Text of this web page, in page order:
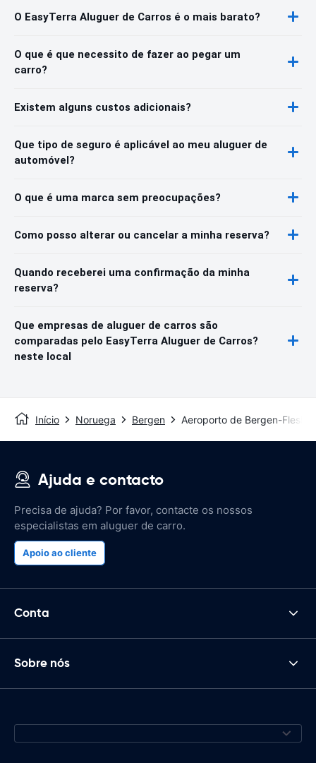
O EasyTerra Aluguer de Carros é o mais barato?
O que é que necessito de fazer ao pegar um
carro?
Existem alguns custos adicionais?
Que tipo de seguro é aplicável ao meu aluguer de
automóvel?
O que é uma marca sem preocupações?
Como posso alterar ou cancelar a minha reserva?
Quando receberei uma confirmação da minha
reserva?
Que empresas de aluguer de carros são
comparadas pelo EasyTerra Aluguer de Carros?
neste local
Início Noruega Bergen Aeroporto de Bergen-
Ajuda e contacto
Precisa de ajuda? Por favor, contacte os nossos
especialistas em aluguer de carro.
Apoio ao cliente
Conta
Sobre nós